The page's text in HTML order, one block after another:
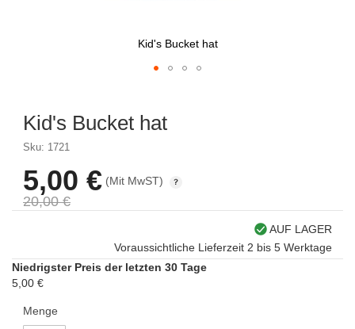
Kid's Bucket hat
Sku: 1721
Sonderpreis
5,00 € (Mit MwST)
20,00 €
AUF LAGER
Voraussichtliche Lieferzeit 2 bis 5 Werktage
Niedrigster Preis der letzten 30 Tage
5,00 €
Menge
Kid's Bucket hat
the
images
gallery